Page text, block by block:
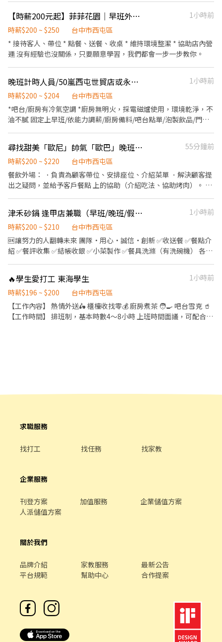
退、免費員工飲品、生日禮金、三節禮金與中秋禮品、油資津貼、
打烊津貼、特休代金、尾牙
【時薪200元起】菲菲花園｜早班外場工讀生｜供餐｜彈性排班｜歡迎學生、二度就業
1小時前
時薪$200 ~ $250
台中市西屯區
* 接待客人、帶位 * 點餐、送餐、收桌 * 維持環境整潔 * 協助店內營
運 沒有經驗也沒關係，只要願意學習，我們都會一步一步教你。
晚班計時人員/50嵐西屯世貿店或永安店（需長期）
1小時前
時薪$200 ~ $204
台中市西屯區
*吧台/廚房有冷氣空調 *廚房無明火，採電磁爐使用，環境乾淨，不
油不膩 固定上早班/依能力調薪/廚房備料/吧台點單/泡製飲品/門市
尋找甜美「歐尼」帥氣「歐巴」晚班/假日長期工讀/假日長期工讀
55分鐘前
時薪$200 ~ $220
台中市西屯區
餐飲外場： ．負責為顧客帶位、安排座位、介紹菜單 ．解決顧客提
出之疑問，並給予客戶餐點 上的協助（介紹吃法、協助烤肉）。 於
津禾砂鍋 逢甲店兼職（早班/晚班/假日）
1小時前
時薪$200 ~ $210
台中市西屯區
🆗讓努力的人翻轉未來 團隊·用心·誠信·創新 ✅收送餐 ✅餐點介
紹 ✅餐評收集 ✅結帳收銀 ✅小菜製作 ✅餐具洗滌（有洗碗機） 各站
力一把 期待共好、利他
🔥學生愛打工 東海學生
1小時前
時薪$196 ~ $200
台中市西屯區
【工作內容】 熱情外送🛵 櫃檯收找零💰 廚房煮茶 🧑‍🍳 吧台雪克 🥤
【工作時間】 排班制，基本時數4～8小時 上班時間面議，可配合課
求職服務
找打工 找任務 找家教
企業服務
刊登方案 加值服務
企業儲值方案
人派儲值方案
關於我們
品牌介紹 家教服務
最新公告
平台規範
幫助中心 合作提案